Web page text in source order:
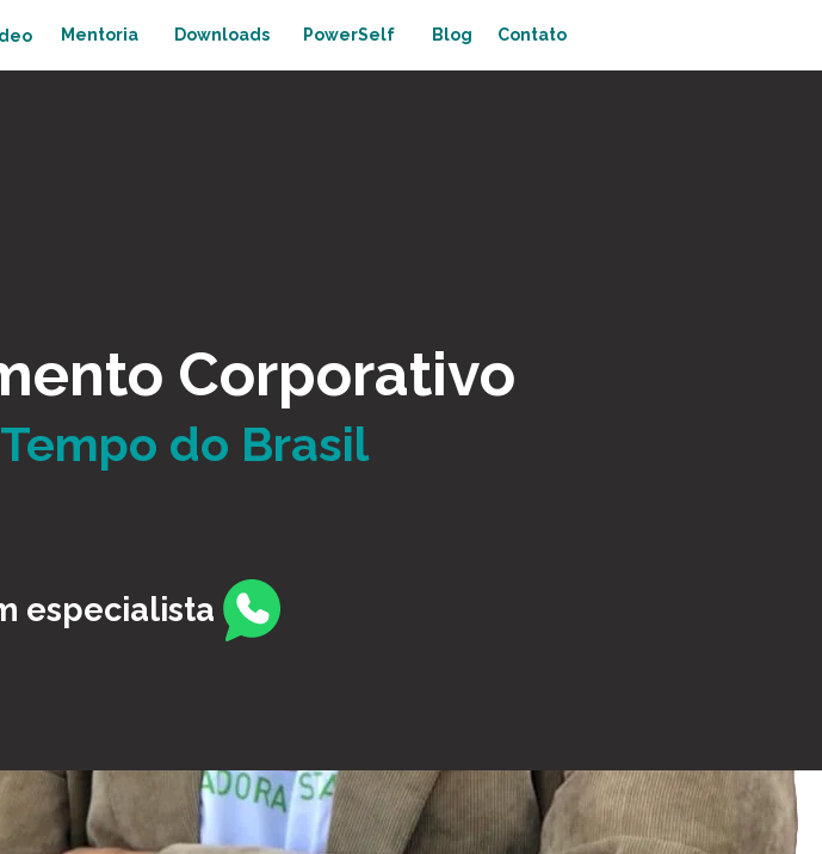
Contato
PowerSelf
Downloads Blog
Mentoria
Corporativo
do Brasil
especialista